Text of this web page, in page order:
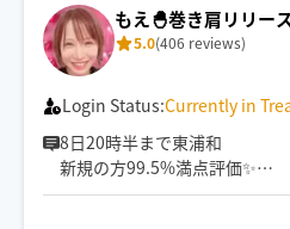
もえ🐣巻き肩リリー
5.0(406 reviews)
Login Status:Currently in
8日20時半まで東浦和
新規の方99.5%満点評価✨
迷ったらリクエスト⚠️